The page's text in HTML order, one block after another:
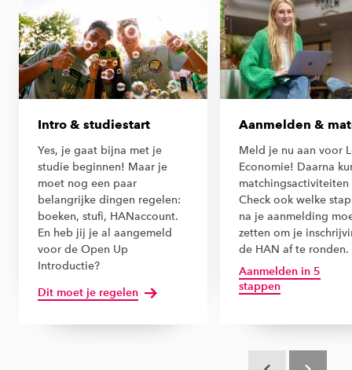
Intro & studiestart
Yes, je gaat bijna met je
studie beginnen! Maar je
moet nog een paar
belangrijke dingen regelen:
boeken, stufi, HANaccount.
En heb jij je al aangemeld
voor de Open Up
Introductie?
Dit moet je regelen
Aanmelden &
Meld je nu aan voor
Economie! Daarna
matchingsactiviteiten
Check ook welke
na je aanmelding
zetten om je
de HAN af te ronden.
Aanmelden in 5
stappen